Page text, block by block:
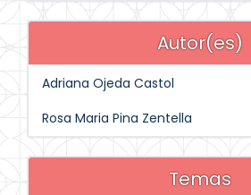
Autor(es)
Adriana Ojeda Castol
Rosa Maria Pina Zentella
Temas